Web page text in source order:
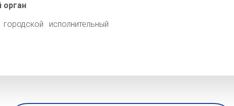
орган
исполнительный